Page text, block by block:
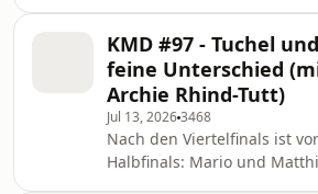
ein kurzer Ausflug zum FC
Robin Gosens.
Janek Brunner zu Gast, der
gemeinsam mit Hunderten
Argentiniern das Comeback
England verfolgt hat. Wie
trägt Thomas Tuchel am
Three Lions? Wie gut ist
KMD #97 - Tuchel
feine Unterschied
Archie Rhind-Tutt)
Jul 13, 20263468
Nach den Viertelfinals ist
Halbfinals: Mario und